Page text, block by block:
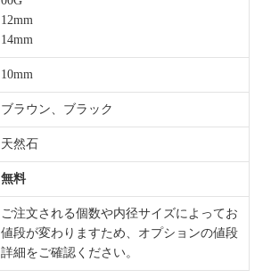
12mm
14mm
10mm
ブラウン、ブラック
天然石
無料
ご注文される個数や内径サイズによってお
値段が変わりますため、オプションの値段
詳細をご確認ください。